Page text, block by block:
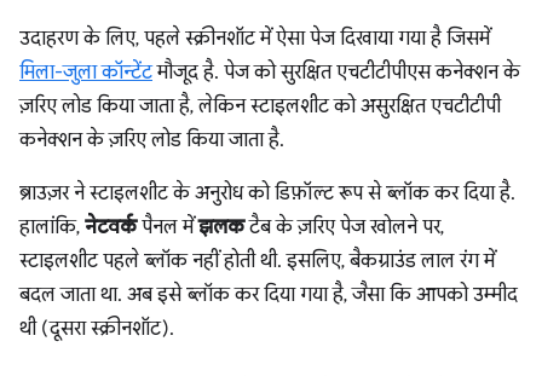
उदाहरण के लिए, पहले स्क्रीनशॉट में ऐसा पेज दिखाया गया है जिसमें
मिला-जुला कॉन्टेंटमौजूद है. पेज को सुरक्षित एचटीटीपीएस कनेक्शन के
ज़रिए लोड किया जाता है, लेकिन स्टाइलशीट को असुरक्षित एचटीटीपी
कनेक्शन के ज़रिए लोड किया जाता है.
ब्राउज़र ने स्टाइलशीट के अनुरोध को डिफ़ॉल्ट रूप से ब्लॉक कर दिया है.
हालांकि, नेटवर्कपैनल मेंझलकटैब के ज़रिए पेज खोलने पर,
स्टाइलशीट पहले ब्लॉक नहीं होती थी. इसलिए, बैकग्राउंड लाल रंग में
बदल जाता था. अब इसे ब्लॉक कर दिया गया है, जैसा कि आपको उम्मीद
थी (दूसरा स्क्रीनशॉट).